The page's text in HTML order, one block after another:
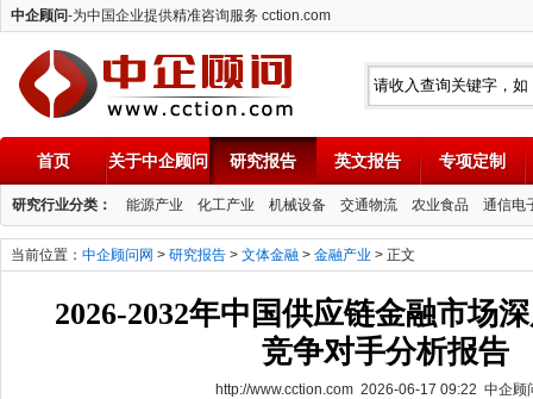
中企顾问-为中国企业提供精准咨询服务 cction.com
中企顾问
首页 关于中企顾问 研究报告 英文报告 专项定制
研究行业分类： 能源产业 化工产业 机械设备 交通物流 农业食品 通信电
当前位置： 中企顾问网 > 研究报告 > 文体金融 > 金融产业 > 正文
2026-2032年中国供应链金融市场
竞争对手分析报告
http://www.cction.com 2026-06-17 09:22 中企顾